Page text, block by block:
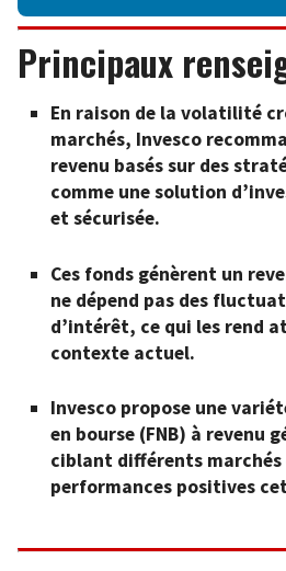
Principaux
En raison de la volatilité
marchés, Invesco
revenu basés sur des
comme une solution
et sécurisée.
Ces fonds génèrent un
ne dépend pas des
d’intérêt, ce qui les rend
contexte actuel.
Invesco propose une
en bourse (FNB) à revenu
ciblant différents
performances positives